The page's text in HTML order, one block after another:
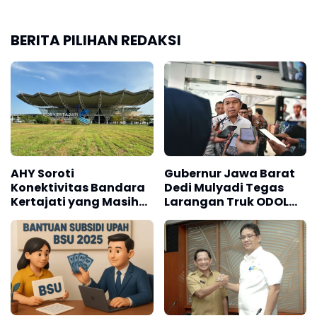
BERITA PILIHAN REDAKSI
AHY Soroti
Konektivitas Bandara
Kertajati yang Masih
Terbatas
Gubernur Jawa Barat
Dedi Mulyadi Tegas
Larangan Truk ODOL
Berlaku Mulai Januari
2026